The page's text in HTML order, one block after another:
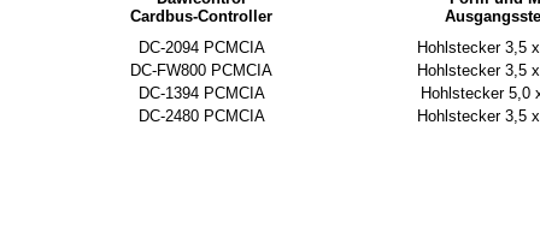
Cardbus-Controller
DC-2094 PCMCIA
Hohlstecker 3,5
DC-FW800 PCMCIA
Hohlstecker 3,5
DC-1394 PCMCIA
Hohlstecker 5,0
DC-2480 PCMCIA
Hohlstecker 3,5